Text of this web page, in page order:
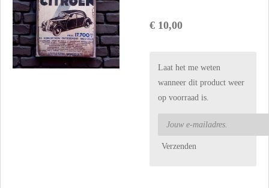
€ 10,00
Laat het me weten
wanneer dit product weer
op voorraad is.
Verzenden